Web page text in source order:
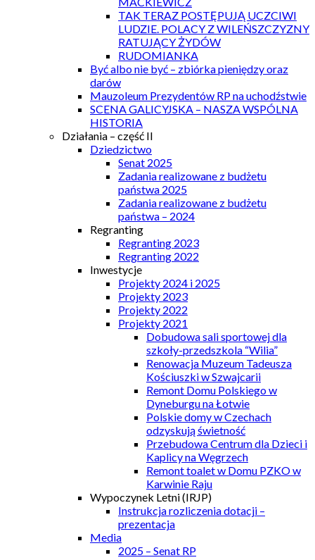
TAK TERAZ POSTĘPUJĄ UCZCIWI
LUDZIE. POLACY Z WILEŃSZCZYZNY
RATUJĄCY ŻYDÓW
RUDOMIANKA
Być albo nie być – zbiórka pieniędzy oraz
darów
Mauzoleum Prezydentów RP na uchodźstwie
SCENA GALICYJSKA – NASZA WSPÓLNA
HISTORIA
Działania – część II
Dziedzictwo
Senat 2025
Zadania realizowane z budżetu
państwa 2025
Zadania realizowane z budżetu
państwa – 2024
Regranting
Regranting 2023
Regranting 2022
Inwestycje
Projekty 2024 i 2025
Projekty 2023
Projekty 2022
Projekty 2021
Dobudowa sali sportowej dla
szkoły-przedszkola “Wilia”
Renowacja Muzeum Tadeusza
Kościuszki w Szwajcarii
Remont Domu Polskiego w
Dyneburgu na Łotwie
Polskie domy w Czechach
odzyskują świetność
Przebudowa Centrum dla Dzieci i
Kaplicy na Węgrzech
Remont toalet w Domu PZKO w
Karwinie Raju
Wypoczynek Letni (IRJP)
Instrukcja rozliczenia dotacji –
prezentacja
Media
2025 – Senat RP